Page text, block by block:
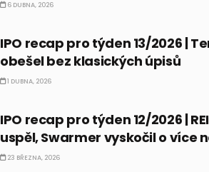
6 DUBNA, 2026
IPO recap pro týden 13/2026 |
obešel bez klasických úpisů
1 DUBNA, 2026
IPO recap pro týden 12/2026 |
uspěl, Swarmer vyskočil o více
23 BŘEZNA, 2026